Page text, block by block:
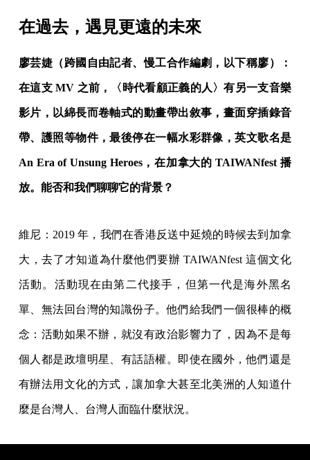
在過去，遇見更遠的未來
廖芸婕（跨國自由記者、慢工合作編劇，以下稱廖）：
在這支 MV 之前，〈時代看顧正義的人〉有另一支音樂
影片，以綿長而卷軸式的動畫帶出敘事，畫面穿插錄音
帶、護照等物件，最後停在一幅水彩群像，英文歌名是
An Era of Unsung Heroes，在加拿大的 TAIWANfest 播
放。能否和我們聊聊它的背景？
維尼：2019 年，我們在香港反送中延燒的時候去到加拿
大，去了才知道為什麼他們要辦 TAIWANfest 這個文化
活動。活動現在由第二代接手，但第一代是海外黑名
單、無法回台灣的知識份子。他們給我們一個很棒的概
念：活動如果不辦，就沒有政治影響力了，因為不是每
個人都是政壇明星、有話語權。即使在國外，他們還是
有辦法用文化的方式，讓加拿大甚至北美洲的人知道什
麼是台灣人、台灣人面臨什麼狀況。